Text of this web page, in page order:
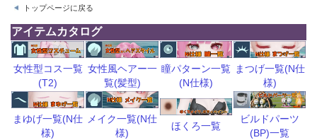
トップページに戻る
アイテムカタログ
女性型コス一覧
(T2)
女性風ヘアー一
覧(髪型)
瞳パターン一覧
(N仕様)
まつげ一覧(N仕
様)
まゆげ一覧(N仕
様)
メイク一覧(N仕
様)
ほくろ一覧
ビルドパーツ
(BP)一覧